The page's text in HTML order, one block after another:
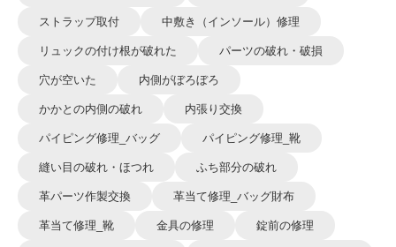
ストラップ取付 中敷き（インソール）修理
リュックの付け根が破れた パーツの破れ・破損
穴が空いた 内側がぼろぼろ
かかとの内側の破れ 内張り交換
パイピング修理_バッグ パイピング修理_靴
縫い目の破れ・ほつれ ふち部分の破れ
革パーツ作製交換 革当て修理_バッグ財布
革当て修理_靴 金具の修理 錠前の修理